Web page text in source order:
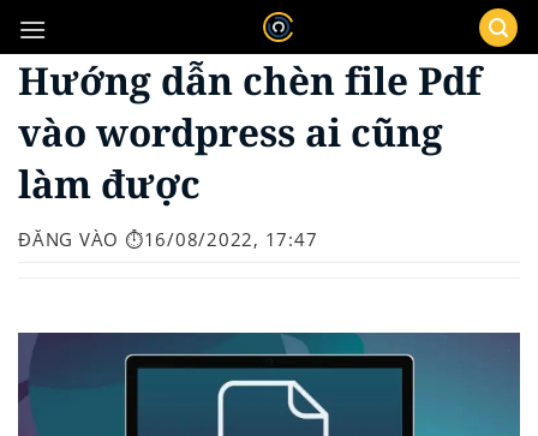
qua
nội
Hướng dẫn chèn file Pdf
vào wordpress ai cũng
làm được
ĐĂNG VÀO ⏱️16/08/2022, 17:47